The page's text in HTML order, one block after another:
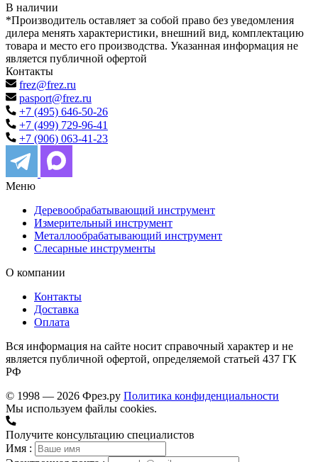
В наличии
*Производитель оставляет за собой право без уведомления
дилера менять характеристики, внешний вид, комплектацию
товара и место его производства. Указанная информация не
является публичной офертой
Контакты
frez@frez.ru
pasport@frez.ru
+7 (495) 646-50-26
+7 (499) 729-96-41
+7 (906) 063-41-23
Меню
Деревообрабатывающий инструмент
Измерительный инструмент
Металлообрабатывающий инструмент
Слесарные инструменты
О компании
Контакты
Доставка
Оплата
Вся информация на сайте носит справочный характер и не
является публичной офертой, определяемой статьей 437 ГК
РФ
© 1998 — 2026 Фрез.ру Политика конфиденциальности
Мы используем файлы cookies.
Получите консультацию специалистов
Имя :